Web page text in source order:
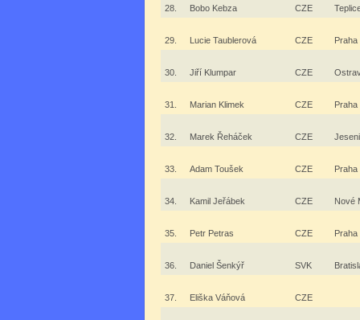
28. Bobo Kebza CZE
29. Lucie Taublerová CZE Praha
30. Jiří Klumpar CZE
31. Marian Klimek CZE Praha
32. Marek Řeháček CZE
33. Adam Toušek CZE Praha
34. Kamil Jeřábek CZE Nové
35. Petr Petras CZE Praha
36. Daniel Šenkýř SVK
37. Eliška Váňová CZE